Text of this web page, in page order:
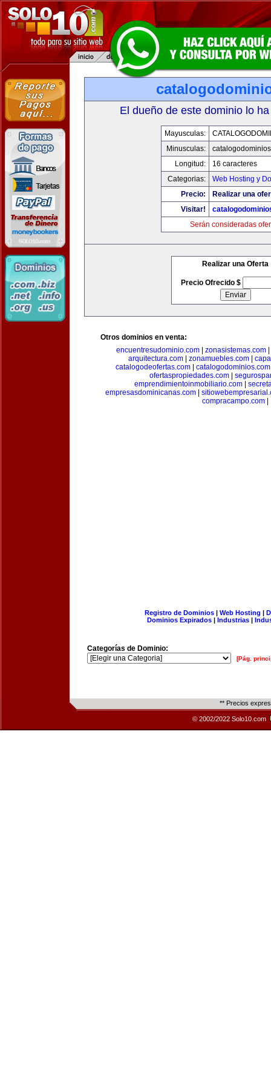
El dueño de este dominio lo
Mayusculas:
Minusculas:
Longitud:
16 caracteres
Categorias:
Web Hosting y
Precio:
Realizar una
Visitar!
Serán consideradas
Realizar una Oferta
Precio Ofrecido $
Otros dominios en venta:
encuentresudominio.com| zonasistemas.com|
arquitectura.com
zonamuebles.com
catalogodeofertas.com| catalogodominios.com
ofertaspropiedades.com|
emprendimientoinmobiliario.com|
empresasdominicanas.com|
compracampo.com
Registro de Dominios| Web Hosting |
Dominios Expirados | Industrias |
Categorías de Dominio:
[Pág.
** Precios
© 2002/2022 Solo10.com